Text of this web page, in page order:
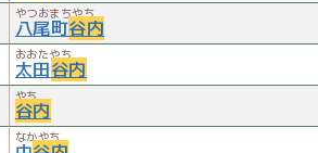
やつおまちやち
八尾町谷内
おおたやち
太田谷内
やち
谷内
なかやち